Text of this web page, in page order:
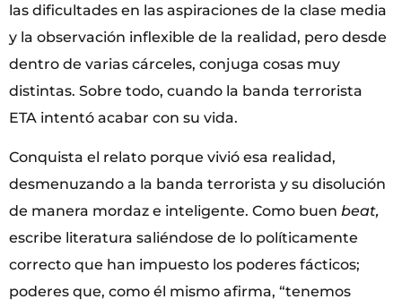
las dificultades en las aspiraciones de la clase media
y la observación inflexible de la realidad, pero desde
dentro de varias cárceles, conjuga cosas muy
distintas. Sobre todo, cuando la banda terrorista
ETA intentó acabar con su vida.
Conquista el relato porque vivió esa realidad,
desmenuzando a la banda terrorista y su disolución
de manera mordaz e inteligente. Como buen beat,
escribe literatura saliéndose de lo políticamente
correcto que han impuesto los poderes fácticos;
poderes que, como él mismo afirma, “tenemos